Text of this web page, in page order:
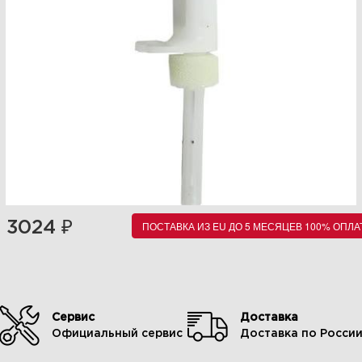
3024 ₽ ПОСТАВКА ИЗ EU ДО 5 МЕСЯЦЕВ 100%
Сервис
Официальный сервис
Доставка
Доставка по России